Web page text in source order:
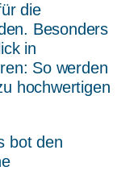
die
Besonders
in
So werden
hochwertigen
bot den